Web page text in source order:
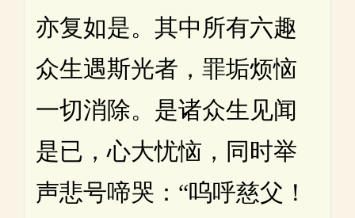
亦复如是。其中所有六趣
众生遇斯光者，罪垢烦恼
一切消除。是诸众生见闻
是已，心大忧恼，同时举
声悲号啼哭：“呜呼慈父！